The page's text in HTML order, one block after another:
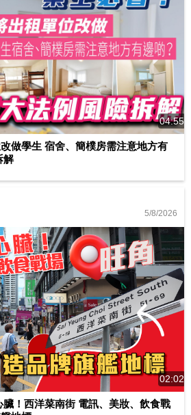
04:55
做學生 宿舍、簡樸房需注意地方有
解
5/8/2026
02:02
！西洋菜南街 電訊、美妝、飲食戰